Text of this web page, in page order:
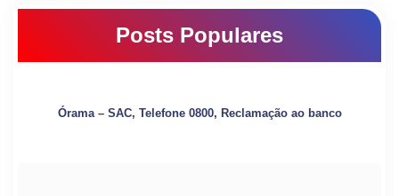
Posts Populares
Órama – SAC, Telefone 0800, Reclamação ao banco